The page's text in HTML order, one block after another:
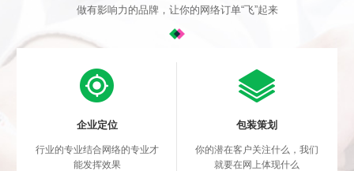
做有影响力的品牌，让你的网络订单“飞”起来
企业定位
行业的专业结合网络的专业才
能发挥效果
包装策划
你的潜在客户关注什么，我们
就要在网上体现什么